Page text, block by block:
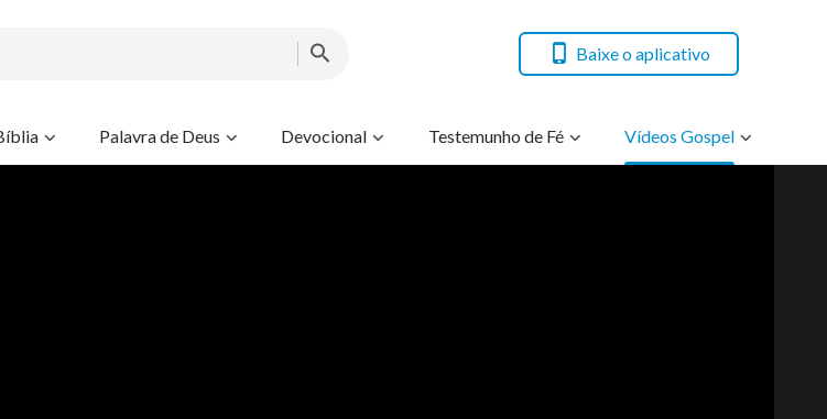
Baixe o aplicativo
Palavra de Deus Devocional Testemunho de Fé Vídeos Gospel